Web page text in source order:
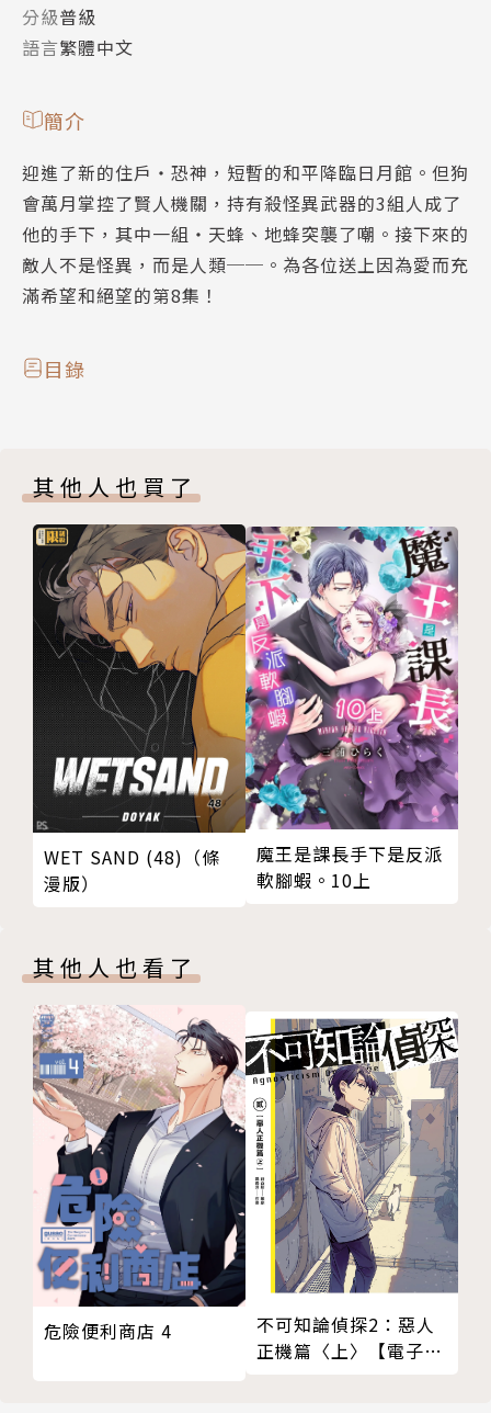
分級普級
語言繁體中文
簡介
迎進了新的住戶‧恐神，短暫的和平降臨日月館。但狗
會萬月掌控了賢人機關，持有殺怪異武器的3組人成了
他的手下，其中一組‧天蜂、地蜂突襲了嘲。接下來的
敵人不是怪異，而是人類──。為各位送上因為愛而充
滿希望和絕望的第8集！
目錄
其他人也買了
WET SAND (48)（條
漫版）
魔王是課長手下是反派
軟腳蝦。10上
其他人也看了
危險便利商店 4
不可知論偵探2：惡人
正機篇〈上〉【電子特